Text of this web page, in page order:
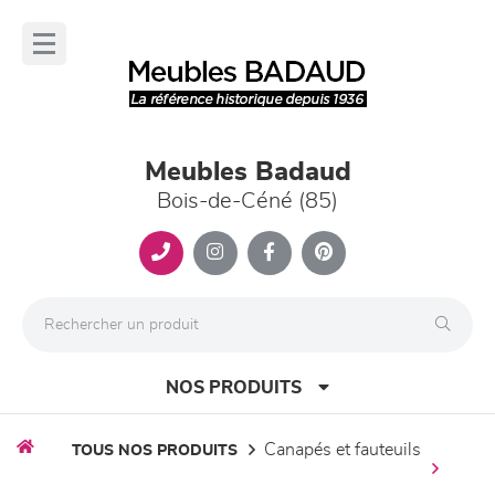
Meubles Badaud
Bois-de-Céné (85)
NOS PRODUITS
TOUS NOS PRODUITS canapés et fauteuils